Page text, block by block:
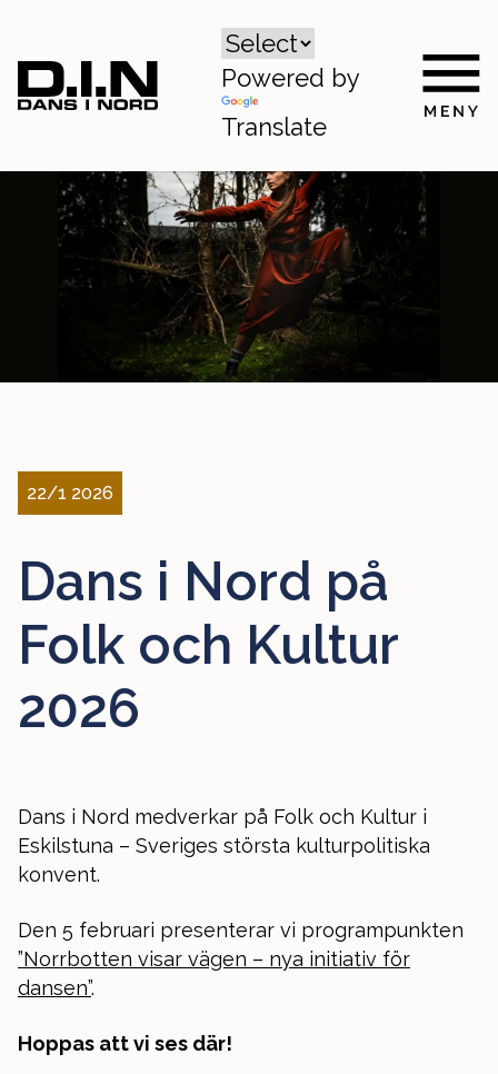
Powered by
Translate
22/1 2026
Dans i Nord på
Folk och Kultur
2026
Dans i Nord medverkar på Folk och Kultur i
Eskilstuna – Sveriges största kulturpolitiska
konvent.
Den 5 februari presenterar vi programpunkten
”Norrbotten visar vägen – nya initiativ för
dansen”.
Hoppas att vi ses där!